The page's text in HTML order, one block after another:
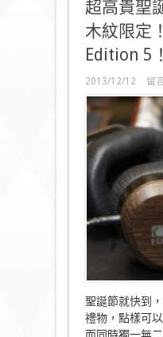
超高貴聖
木紋限定
Edition 5！
2013/12/12
在
〈
高
聖
禮
555
對
紋
限
定！
中
留
聖誕節就快到
禮物，點樣可